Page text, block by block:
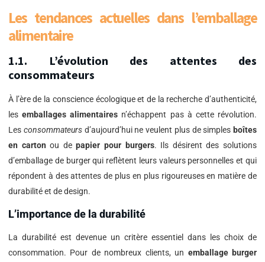
Les tendances actuelles dans l’emballage
alimentaire
1.1. L’évolution des attentes des
consommateurs
À l’ère de la conscience écologique et de la recherche d’authenticité,
lesemballages alimentaires n’échappent pas à cette révolution.
Les consommateursd’aujourd’hui ne veulent plus de simples boîtes
en carton ou depapier pour burgers. Ils désirent des solutions
d’emballage de burger qui reflètent leurs valeurs personnelles et qui
répondent à des attentes de plus en plus rigoureuses en matière de
durabilité et de design.
L’importance de la durabilité
La durabilité est devenue un critère essentiel dans les choix de
consommation. Pour de nombreux clients, un emballage burger